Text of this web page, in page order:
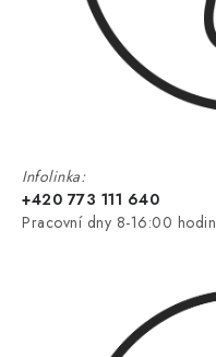
Infolinka:
+420 773 111 640
Pracovní dny 8-16:00 hodin